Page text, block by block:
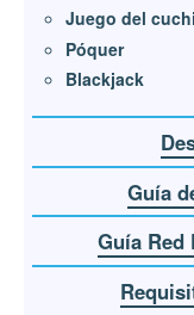
Juego del
Póquer
Blackjack
Guía
Guía Red